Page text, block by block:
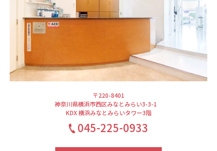
〒220-8401
神奈川県横浜市西区みなとみらい3-3-1
KDX 横浜みなとみらいタワー3階
045-225-0933